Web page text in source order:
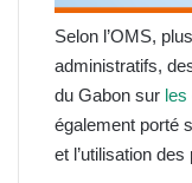
Selon l’OMS,
administratifs,
du Gabon sur les
également porté
et l’utilisation